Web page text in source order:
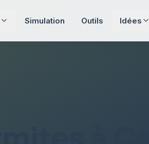
Simulation Outils Idées